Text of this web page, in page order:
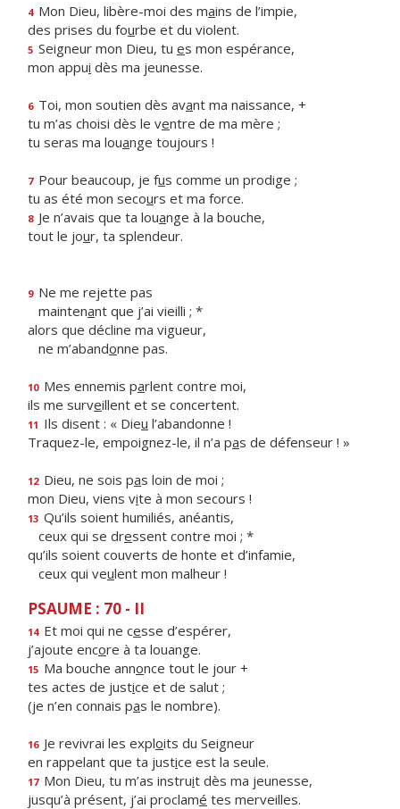
4 Mon Dieu, libère-moi des mains de l’impie,
des prises du fourbe et du violent.
5 Seigneur mon Dieu, tu es mon espérance,
mon appui dès ma jeunesse.
6 Toi, mon soutien dès avant ma naissance, +
tu m’as choisi dès le ventre de ma mère ;
tu seras ma louange toujours !
7 Pour beaucoup, je fus comme un prodige ;
tu as été mon secours et ma force.
8 Je n’avais que ta louange à la bouche,
tout le jour, ta splendeur.
9 Ne me rejette pas
maintenant que j’ai vieilli ; *
alors que décline ma vigueur,
ne m’abandonne pas.
10 Mes ennemis parlent contre moi,
ils me surveillent et se concertent.
11 Ils disent : « Dieu l’abandonne !
Traquez-le, empoignez-le, il n’a pas de défenseur ! »
12 Dieu, ne sois pas loin de moi ;
mon Dieu, viens vite à mon secours !
13 Qu’ils soient humiliés, anéantis,
ceux qui se dressent contre moi ; *
qu’ils soient couverts de honte et d’infamie,
ceux qui veulent mon malheur !
PSAUME : 70 - II
14 Et moi qui ne cesse d’espérer,
j’ajoute encore à ta louange.
15 Ma bouche annonce tout le jour +
tes actes de justice et de salut ;
(je n’en connais pas le nombre).
16 Je revivrai les exploits du Seigneur
en rappelant que ta justice est la seule.
17 Mon Dieu, tu m’as instruit dès ma jeunesse,
jusqu’à présent, j’ai proclamé tes merveilles.